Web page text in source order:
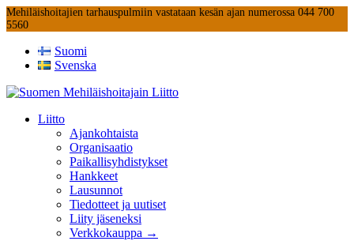
Mehiläishoitajien tarhauspulmiin vastataan kesän ajan numerossa 044 700
5560
Suomi
Svenska
Liitto
Ajankohtaista
Organisaatio
Paikallisyhdistykset
Hankkeet
Lausunnot
Tiedotteet ja uutiset
Liity jäseneksi
Verkkokauppa →